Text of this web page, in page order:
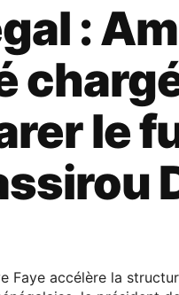
:
le
Faye accélère la